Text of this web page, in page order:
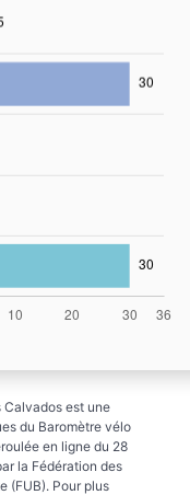
est une
du Baromètre vélo
en ligne du 28
la Fédération des
(FUB). Pour plus